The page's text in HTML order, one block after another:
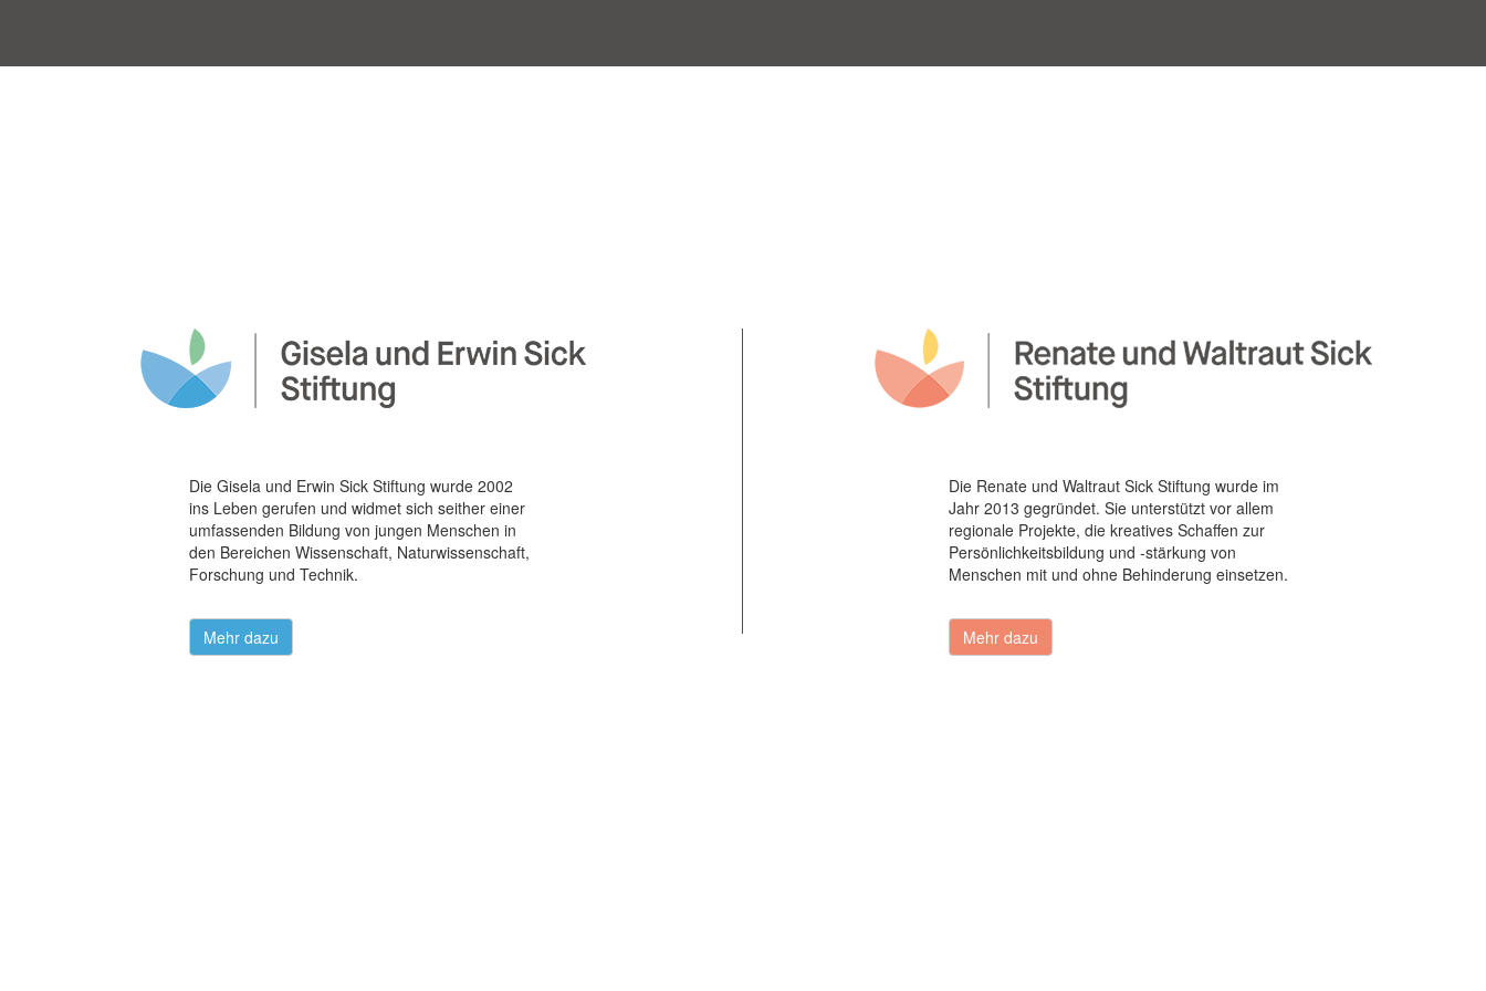
Die Gisela und Erwin Sick Stiftung wurde 2002
ins Leben gerufen und widmet sich seither einer
umfassenden Bildung von jungen Menschen in
den Bereichen Wissenschaft, Naturwissenschaft,
Forschung und Technik.
Mehr dazu
Die Renate und Waltraut Sick Stiftung wurde im
Jahr 2013 gegründet. Sie unterstützt vor allem
regionale Projekte, die kreatives Schaffen zur
Persönlichkeitsbildung und -stärkung von
Menschen mit und ohne Behinderung einsetzen.
Mehr dazu